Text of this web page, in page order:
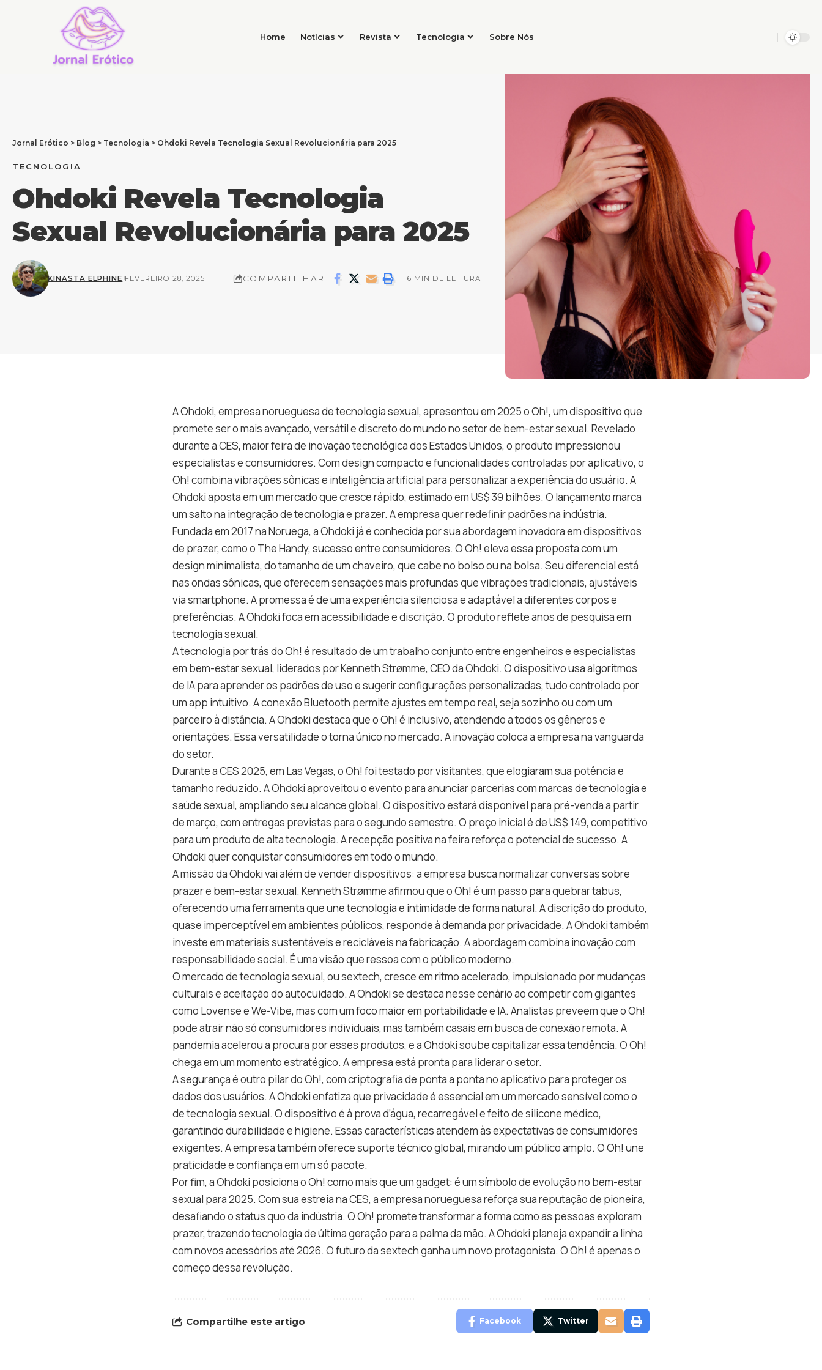
Home Notícias Revista Tecnologia Sobre Nós
Jornal Erótico > Blog > Tecnologia > Ohdoki Revela Tecnologia Sexual Revolucionária para 2025
TECNOLOGIA
Ohdoki Revela Tecnologia
Sexual Revolucionária para 2025
KINASTA ELPHINE FEVEREIRO 28, 2025 COMPARTILHAR 6 MIN DE LEITURA
A Ohdoki, empresa norueguesa de tecnologia sexual, apresentou em 2025 o Oh!, um dispositivo que
promete ser o mais avançado, versátil e discreto do mundo no setor de bem-estar sexual. Revelado
durante a CES, maior feira de inovação tecnológica dos Estados Unidos, o produto impressionou
especialistas e consumidores. Com design compacto e funcionalidades controladas por aplicativo, o
Oh! combina vibrações sônicas e inteligência artificial para personalizar a experiência do usuário. A
Ohdoki aposta em um mercado que cresce rápido, estimado em US$ 39 bilhões. O lançamento marca
um salto na integração de tecnologia e prazer. A empresa quer redefinir padrões na indústria.
Fundada em 2017 na Noruega, a Ohdoki já é conhecida por sua abordagem inovadora em dispositivos
de prazer, como o The Handy, sucesso entre consumidores. O Oh! eleva essa proposta com um
design minimalista, do tamanho de um chaveiro, que cabe no bolso ou na bolsa. Seu diferencial está
nas ondas sônicas, que oferecem sensações mais profundas que vibrações tradicionais, ajustáveis
via smartphone. A promessa é de uma experiência silenciosa e adaptável a diferentes corpos e
preferências. A Ohdoki foca em acessibilidade e discrição. O produto reflete anos de pesquisa em
tecnologia sexual.
A tecnologia por trás do Oh! é resultado de um trabalho conjunto entre engenheiros e especialistas
em bem-estar sexual, liderados por Kenneth Strømme, CEO da Ohdoki. O dispositivo usa algoritmos
de IA para aprender os padrões de uso e sugerir configurações personalizadas, tudo controlado por
um app intuitivo. A conexão Bluetooth permite ajustes em tempo real, seja sozinho ou com um
parceiro à distância. A Ohdoki destaca que o Oh! é inclusivo, atendendo a todos os gêneros e
orientações. Essa versatilidade o torna único no mercado. A inovação coloca a empresa na vanguarda
do setor.
Durante a CES 2025, em Las Vegas, o Oh! foi testado por visitantes, que elogiaram sua potência e
tamanho reduzido. A Ohdoki aproveitou o evento para anunciar parcerias com marcas de tecnologia e
saúde sexual, ampliando seu alcance global. O dispositivo estará disponível para pré-venda a partir
de março, com entregas previstas para o segundo semestre. O preço inicial é de US$ 149, competitivo
para um produto de alta tecnologia. A recepção positiva na feira reforça o potencial de sucesso. A
Ohdoki quer conquistar consumidores em todo o mundo.
A missão da Ohdoki vai além de vender dispositivos: a empresa busca normalizar conversas sobre
prazer e bem-estar sexual. Kenneth Strømme afirmou que o Oh! é um passo para quebrar tabus,
oferecendo uma ferramenta que une tecnologia e intimidade de forma natural. A discrição do produto,
quase imperceptível em ambientes públicos, responde à demanda por privacidade. A Ohdoki também
investe em materiais sustentáveis e recicláveis na fabricação. A abordagem combina inovação com
responsabilidade social. É uma visão que ressoa com o público moderno.
O mercado de tecnologia sexual, ou sextech, cresce em ritmo acelerado, impulsionado por mudanças
culturais e aceitação do autocuidado. A Ohdoki se destaca nesse cenário ao competir com gigantes
como Lovense e We-Vibe, mas com um foco maior em portabilidade e IA. Analistas preveem que o Oh!
pode atrair não só consumidores individuais, mas também casais em busca de conexão remota. A
pandemia acelerou a procura por esses produtos, e a Ohdoki soube capitalizar essa tendência. O Oh!
chega em um momento estratégico. A empresa está pronta para liderar o setor.
A segurança é outro pilar do Oh!, com criptografia de ponta a ponta no aplicativo para proteger os
dados dos usuários. A Ohdoki enfatiza que privacidade é essencial em um mercado sensível como o
de tecnologia sexual. O dispositivo é à prova d’água, recarregável e feito de silicone médico,
garantindo durabilidade e higiene. Essas características atendem às expectativas de consumidores
exigentes. A empresa também oferece suporte técnico global, mirando um público amplo. O Oh! une
praticidade e confiança em um só pacote.
Por fim, a Ohdoki posiciona o Oh! como mais que um gadget: é um símbolo de evolução no bem-estar
sexual para 2025. Com sua estreia na CES, a empresa norueguesa reforça sua reputação de pioneira,
desafiando o status quo da indústria. O Oh! promete transformar a forma como as pessoas exploram
prazer, trazendo tecnologia de última geração para a palma da mão. A Ohdoki planeja expandir a linha
com novos acessórios até 2026. O futuro da sextech ganha um novo protagonista. O Oh! é apenas o
começo dessa revolução.
Compartilhe este artigo Facebook Twitter